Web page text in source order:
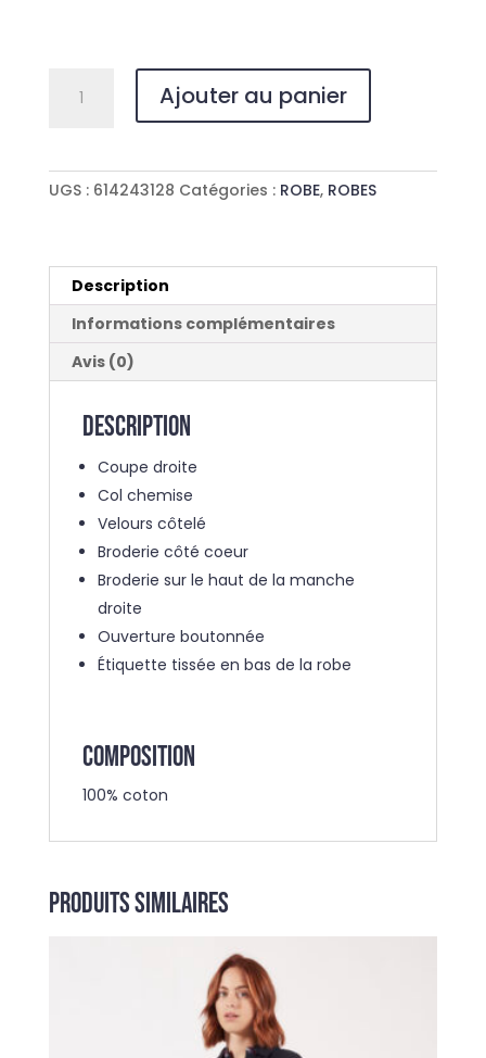
ROSES
Ajouter au panier
UGS : 614243128 Catégories : ROBE, ROBES
Description
Informations complémentaires
Avis (0)
Description
Coupe droite
Col chemise
Velours côtelé
Broderie côté coeur
Broderie sur le haut de la manche
droite
Ouverture boutonnée
Étiquette tissée en bas de la robe
COMPOSITION
100% coton
Produits similaires